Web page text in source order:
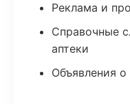
Реклама и
Справочные
аптеки
Объявления